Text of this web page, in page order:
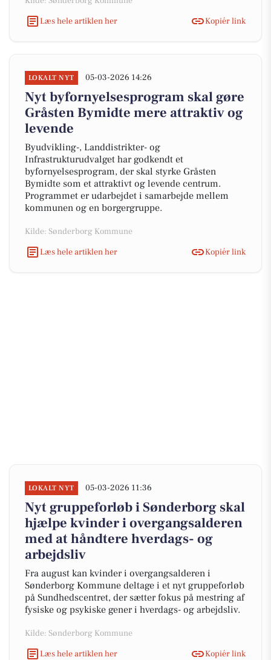
Læs hele artiklen her
Kopiér link
LOKALT NYT 05-03-2026 14:26
Nyt byfornyelsesprogram skal gøre
Gråsten Bymidte mere attraktiv og
levende
Byudvikling-, Landdistrikter- og
Infrastrukturudvalget har godkendt et
byfornyelsesprogram, der skal styrke Gråsten
Bymidte som et attraktivt og levende centrum.
Programmet er udarbejdet i samarbejde mellem
kommunen og en borgergruppe.
Kilde: Sønderborg Kommune
Læs hele artiklen her
Kopiér link
LOKALT NYT 05-03-2026 11:36
Nyt gruppeforløb i Sønderborg skal
hjælpe kvinder i overgangsalderen
med at håndtere hverdags- og
arbejdsliv
Fra august kan kvinder i overgangsalderen i
Sønderborg Kommune deltage i et nyt gruppeforløb
på Sundhedscentret, der sætter fokus på mestring af
fysiske og psykiske gener i hverdags- og arbejdsliv.
Kilde: Sønderborg Kommune
Læs hele artiklen her
Kopiér link